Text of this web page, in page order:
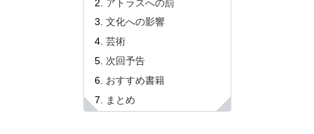
アトラスへの罰
文化への影響
芸術
次回予告
おすすめ書籍
まとめ